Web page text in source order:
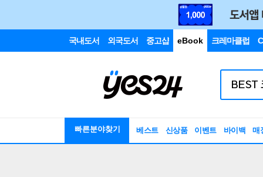
국내도서 외국도서 중고샵 eBook 크레마클럽
빠른분야찾기 베스트 신상품 이벤트 바이백 매